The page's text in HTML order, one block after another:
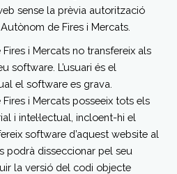
sense la prèvia autorització
de Fires i Mercats.
i Mercats no transfereix als
software. L’usuari és el
el software es grava.
i Mercats posseeix tots els
i intel·lectual, incloent-hi el
software d’aquest website al
podrà disseccionar pel seu
la versió del codi objecte